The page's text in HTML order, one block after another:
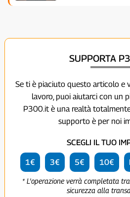
SUPPORTA
Se ti è piaciuto questo articolo e
lavoro, puoi aiutarci con un
P300.it è una realtà
supporto è per noi
SCEGLI IL TUO
1€ 3€ 5€ 10€
* L'operazione verrà completata
sicurezza alla